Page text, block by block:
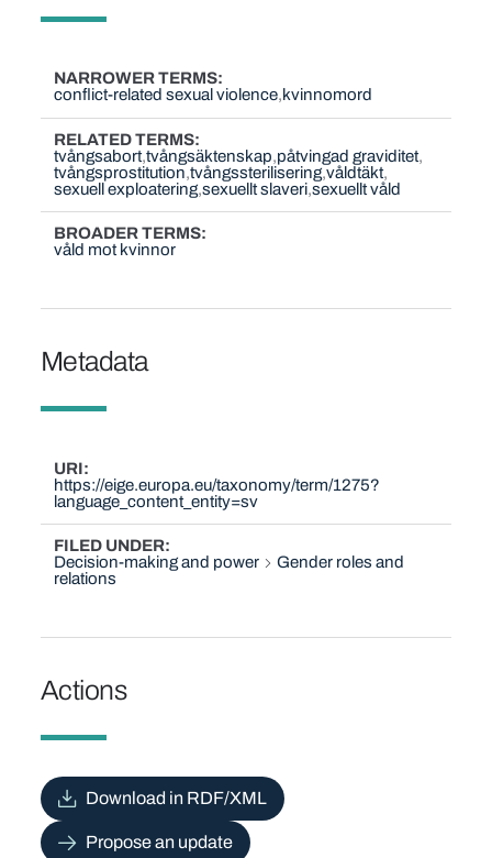
NARROWER TERMS
conflict-related sexual violence kvinnomord
RELATED TERMS
tvångsabort tvångsäktenskap påtvingad graviditet
tvångsprostitution tvångssterilisering våldtäkt
sexuell exploatering sexuellt slaveri sexuellt våld
BROADER TERMS
våld mot kvinnor
Metadata
URI
https://eige.europa.eu/taxonomy/term/1275?
language_content_entity=sv
FILED UNDER
Decision-making and power
Gender roles and
relations
Actions
Download in RDF/XML
Propose an update